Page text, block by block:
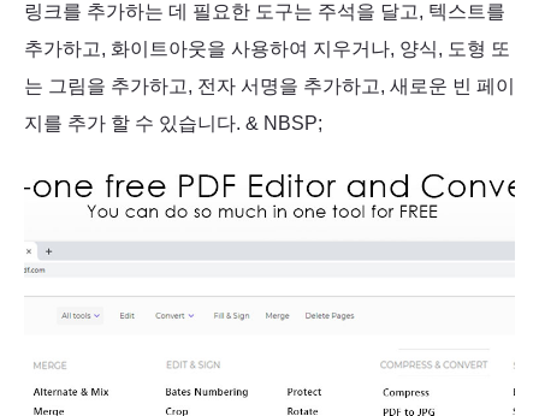
링크를 추가하는 데 필요한 도구는 주석을 달고, 텍스트를
추가하고, 화이트아웃을 사용하여 지우거나, 양식, 도형 또
는 그림을 추가하고, 전자 서명을 추가하고, 새로운 빈 페이
지를 추가 할 수 있습니다. & NBSP;